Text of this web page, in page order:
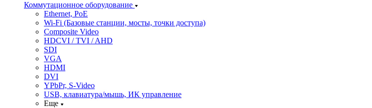
Коммутационное оборудование
Ethernet, PoE
Wi-Fi (Базовые станции, мосты, точки доступа)
Composite Video
HDCVI / TVI / AHD
SDI
VGA
HDMI
DVI
YPbPr, S-Video
USB, клавиатура/мышь, ИК управление
Еще